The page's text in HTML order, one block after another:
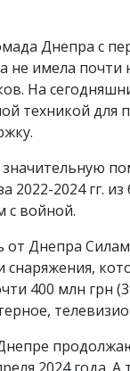
Днепра с
не имела
На
техникой
2022-2024
с войной.
Днепра
снаряжения,
400 млн